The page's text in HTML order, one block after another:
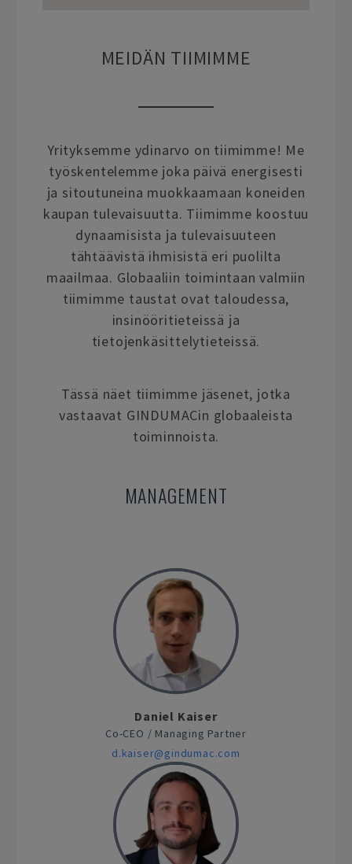
MEIDÄN TIIMIMME
Yrityksemme ydinarvo on tiimimme! Me
työskentelemme joka päivä energisesti
ja sitoutuneina muokkaamaan koneiden
kaupan tulevaisuutta. Tiimimme koostuu
dynaamisista ja tulevaisuuteen
tähtäävistä ihmisistä eri puolilta
maailmaa. Globaaliin toimintaan valmiin
tiimimme taustat ovat taloudessa,
insinööritieteissä ja
tietojenkäsittelytieteissä.
Tässä näet tiimimme jäsenet, jotka
vastaavat GINDUMACin globaaleista
toiminnoista.
MANAGEMENT
Daniel Kaiser
Co-CEO / Managing Partner
d.kaiser@gindumac.com